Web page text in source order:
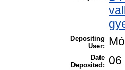
Depositing
User:
Date
Deposited:
06